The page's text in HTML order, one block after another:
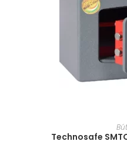
MÉRET
Technosafe